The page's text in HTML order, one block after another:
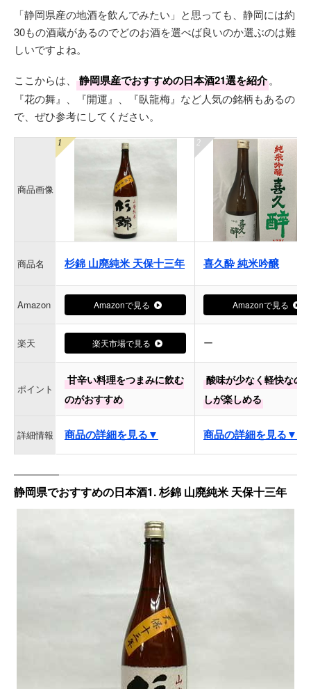
「静岡県産の地酒を飲んでみたい」と思っても、静岡には約
30もの酒蔵があるのでどのお酒を選べば良いのか選ぶのは難
しいですよね。
ここからは、 静岡県産でおすすめの日本酒21選を紹介。
『花の舞』、『開運』、『臥龍梅』など人気の銘柄もあるの
で、ぜひ参考にしてください。
商品画像
商品名 杉錦 山廃純米 天保十三年 喜久酔 純米吟醸
Amazon Amazonで見る Amazonで見る
楽天 楽天市場で見る ー
ポイント
甘辛い料理をつまみに飲む
のがおすすめ
酸味が少なく軽快なの
しが楽しめる
詳細情報 商品の詳細を見る▼ 商品の詳細を見る▼
静岡県でおすすめの日本酒1. 杉錦 山廃純米 天保十三年